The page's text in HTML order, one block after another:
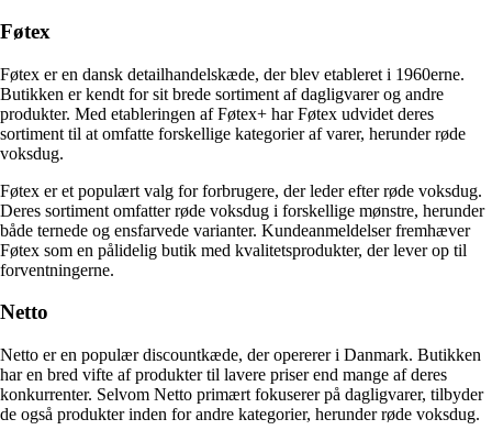
Føtex
Føtex er en dansk detailhandelskæde, der blev etableret i 1960erne.
Butikken er kendt for sit brede sortiment af dagligvarer og andre
produkter. Med etableringen af Føtex+ har Føtex udvidet deres
sortiment til at omfatte forskellige kategorier af varer, herunder røde
voksdug.
Føtex er et populært valg for forbrugere, der leder efter røde voksdug.
Deres sortiment omfatter røde voksdug i forskellige mønstre, herunder
både ternede og ensfarvede varianter. Kundeanmeldelser fremhæver
Føtex som en pålidelig butik med kvalitetsprodukter, der lever op til
forventningerne.
Netto
Netto er en populær discountkæde, der opererer i Danmark. Butikken
har en bred vifte af produkter til lavere priser end mange af deres
konkurrenter. Selvom Netto primært fokuserer på dagligvarer, tilbyder
de også produkter inden for andre kategorier, herunder røde voksdug.